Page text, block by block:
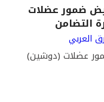
ضمور عضلات
التضامن
العربي
عضلات (دوشين)